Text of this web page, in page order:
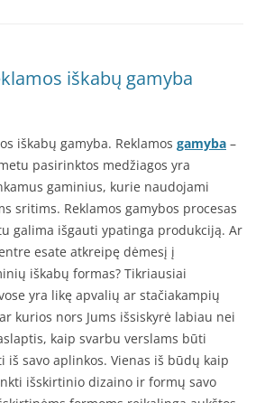
iškabų gamyba
iškabų gamyba. Reklamos gamyba –
pasirinktos medžiagos yra
gaminius, kurie naudojami
sritims. Reklamos gamybos procesas
galima išgauti ypatinga produkciją. Ar
esate atkreipę dėmesį į
iškabų formas? Tikriausiai
yra likę apvalių ar stačiakampių
kurios nors Jums išsiskyrė labiau nei
kaip svarbu verslams būti
iš savo aplinkos. Vienas iš būdų kaip
išskirtinio dizaino ir formų savo